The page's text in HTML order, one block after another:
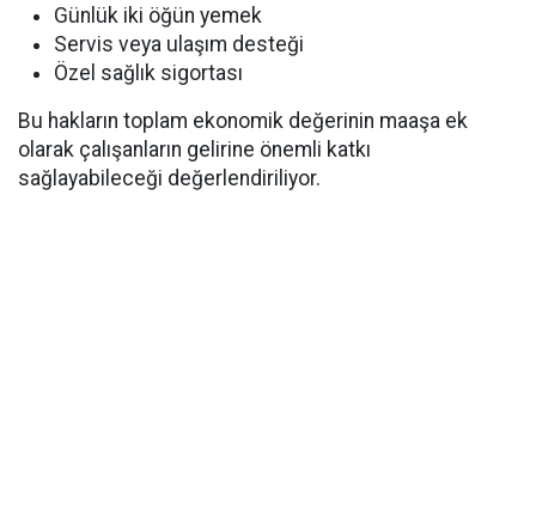
Günlük iki öğün yemek
Servis veya ulaşım desteği
Özel sağlık sigortası
Bu hakların toplam ekonomik değerinin maaşa ek
olarak çalışanların gelirine önemli katkı
sağlayabileceği değerlendiriliyor.